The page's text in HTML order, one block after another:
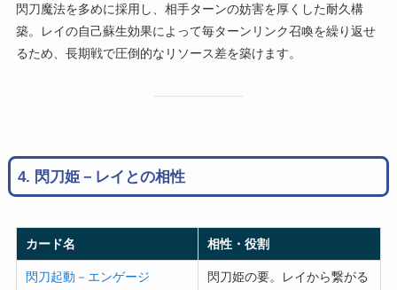
閃刀魔法を多めに採用し、相手ターンの妨害を厚くした耐久構
築。レイの自己蘇生効果によって毎ターンリンク召喚を繰り返せ
るため、長期戦で圧倒的なリソース差を築けます。
4. 閃刀姫－レイとの相性
カード名 相性・役割
閃刀起動－エンゲージ
閃刀姫の要。レイから繋がる